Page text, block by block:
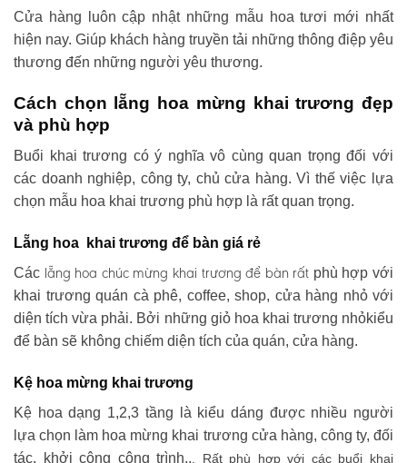
Cửa hàng luôn cập nhật những mẫu hoa tươi mới nhất
hiện nay. Giúp khách hàng truyền tải những thông điệp yêu
thương đến những người yêu thương.
Cách chọn lẵng hoa mừng khai trương đẹp
và phù hợp
Buổi khai trương có ý nghĩa vô cùng quan trọng đối với
các doanh nghiệp, công ty, chủ cửa hàng. Vì thế việc lựa
chọn mẫu hoa khai trương phù hợp là rất quan trọng.
Lẵng hoa khai trương để bàn giá rẻ
Các lẵng hoa chúc mừng khai trương để bàn rất phù hợp với
khai trương quán cà phê, coffee, shop, cửa hàng nhỏ với
diện tích vừa phải. Bởi những giỏ hoa khai trương nhỏkiểu
để bàn sẽ không chiếm diện tích của quán, cửa hàng.
Kệ hoa mừng khai trương
Kệ hoa dạng 1,2,3 tầng là kiểu dáng được nhiều người
lựa chọn làm hoa mừng khai trương cửa hàng, công ty, đối
tác, khởi công công trình.. . Rất phù hợp với các buổi khai